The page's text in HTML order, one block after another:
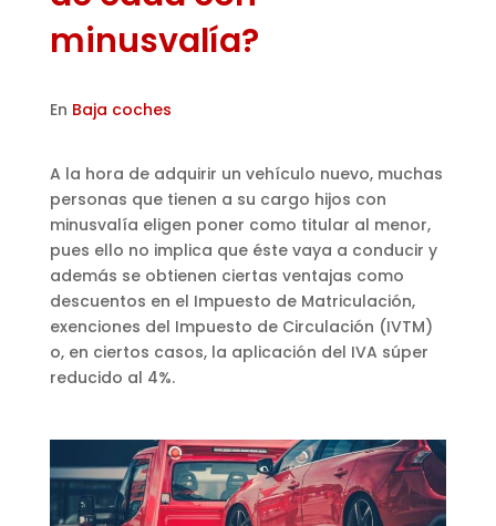
minusvalía?
En Baja coches
A la hora de adquirir un vehículo nuevo, muchas
personas que tienen a su cargo hijos con
minusvalía eligen poner como titular al menor,
pues ello no implica que éste vaya a conducir y
además se obtienen ciertas ventajas como
descuentos en el Impuesto de Matriculación,
exenciones del Impuesto de Circulación (IVTM)
o, en ciertos casos, la aplicación del IVA súper
reducido al 4%.